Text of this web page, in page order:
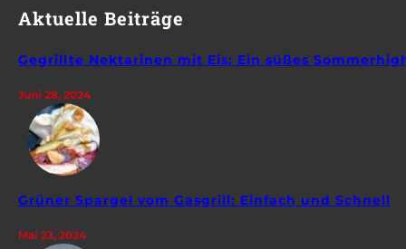
Aktuelle Beiträge
Gegrillte Nektarinen mit Eis: Ein süßes
Juni 28, 2024
Grüner Spargel vom Gasgrill: Einfach und Schnell
Mai 23, 2024